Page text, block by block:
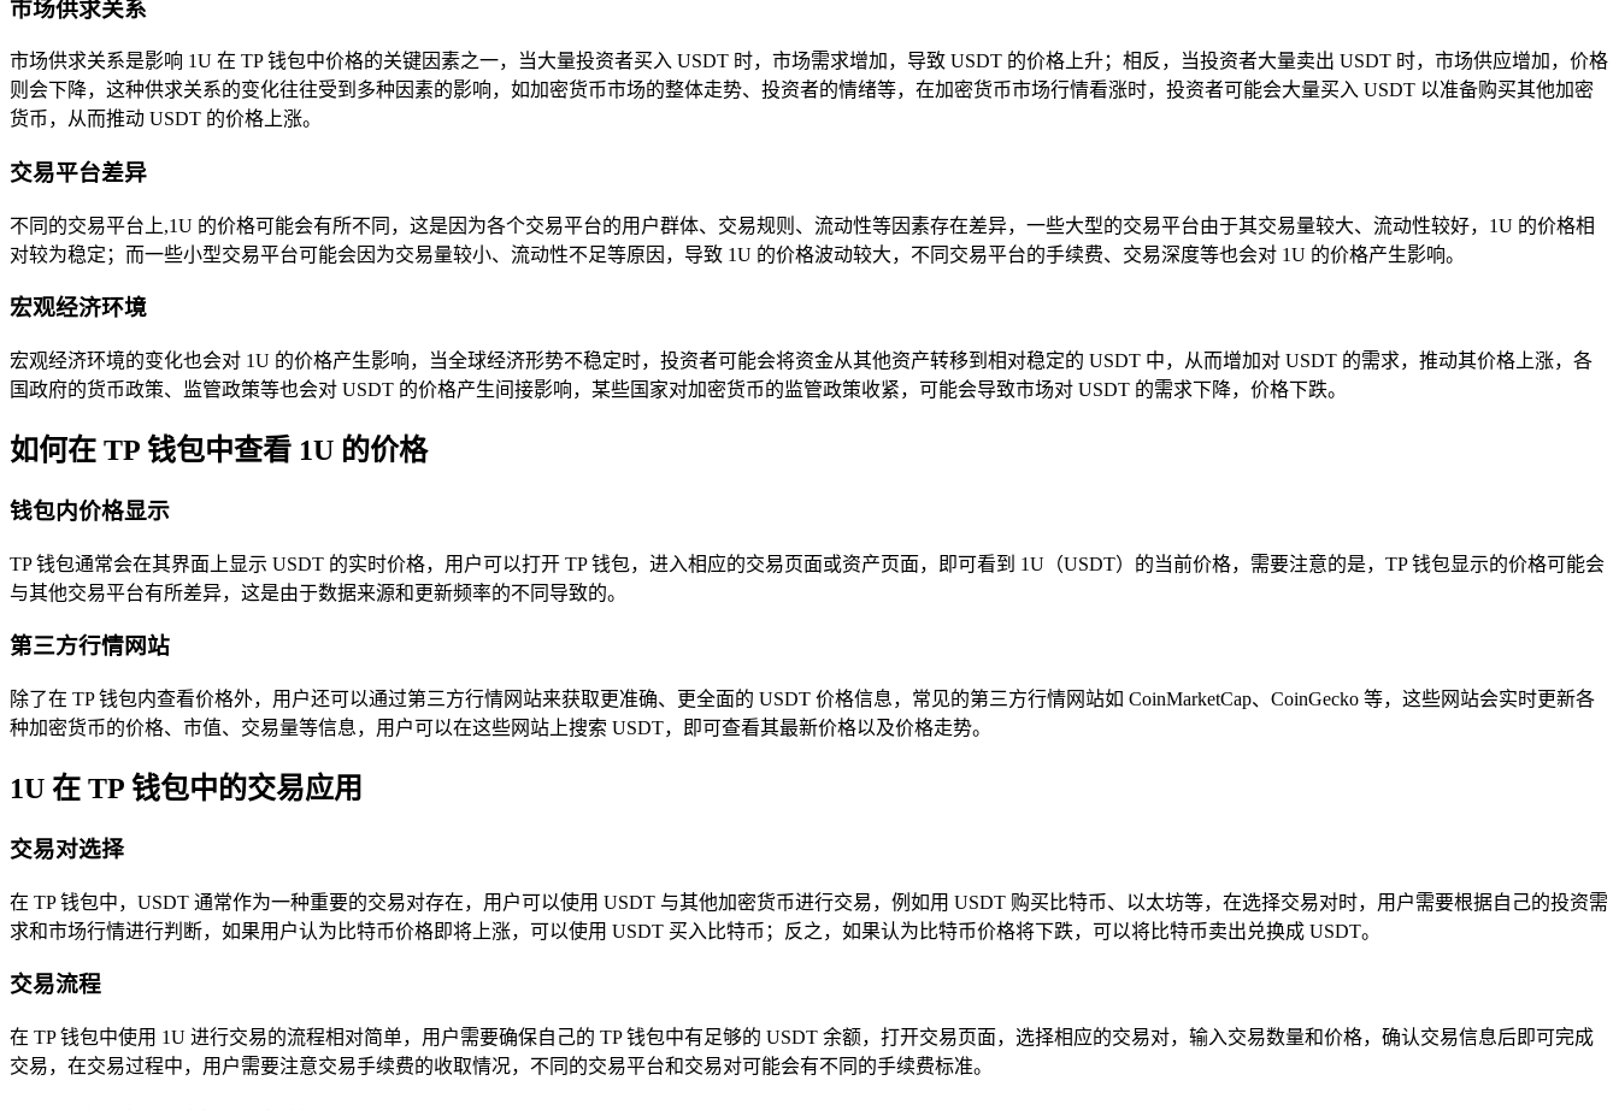
市场供求关系
市场供求关系是影响 1U 在 TP 钱包中价格的关键因素之一，当大量投资者买入 USDT 时，市场需求增加，导致 USDT 的价格上升；相反，当投资者大量卖出 USDT 时，市场供应增加，价格
则会下降，这种供求关系的变化往往受到多种因素的影响，如加密货币市场的整体走势、投资者的情绪等，在加密货币市场行情看涨时，投资者可能会大量买入 USDT 以准备购买其他加密
货币，从而推动 USDT 的价格上涨。
交易平台差异
不同的交易平台上,1U 的价格可能会有所不同，这是因为各个交易平台的用户群体、交易规则、流动性等因素存在差异，一些大型的交易平台由于其交易量较大、流动性较好，1U 的价格相
对较为稳定；而一些小型交易平台可能会因为交易量较小、流动性不足等原因，导致 1U 的价格波动较大，不同交易平台的手续费、交易深度等也会对 1U 的价格产生影响。
宏观经济环境
宏观经济环境的变化也会对 1U 的价格产生影响，当全球经济形势不稳定时，投资者可能会将资金从其他资产转移到相对稳定的 USDT 中，从而增加对 USDT 的需求，推动其价格上涨，各
国政府的货币政策、监管政策等也会对 USDT 的价格产生间接影响，某些国家对加密货币的监管政策收紧，可能会导致市场对 USDT 的需求下降，价格下跌。
如何在 TP 钱包中查看 1U 的价格
钱包内价格显示
TP 钱包通常会在其界面上显示 USDT 的实时价格，用户可以打开 TP 钱包，进入相应的交易页面或资产页面，即可看到 1U（USDT）的当前价格，需要注意的是，TP 钱包显示的价格可能会
与其他交易平台有所差异，这是由于数据来源和更新频率的不同导致的。
第三方行情网站
除了在 TP 钱包内查看价格外，用户还可以通过第三方行情网站来获取更准确、更全面的 USDT 价格信息，常见的第三方行情网站如 CoinMarketCap、CoinGecko 等，这些网站会实时更新各
种加密货币的价格、市值、交易量等信息，用户可以在这些网站上搜索 USDT，即可查看其最新价格以及价格走势。
1U 在 TP 钱包中的交易应用
交易对选择
在 TP 钱包中，USDT 通常作为一种重要的交易对存在，用户可以使用 USDT 与其他加密货币进行交易，例如用 USDT 购买比特币、以太坊等，在选择交易对时，用户需要根据自己的投资需
求和市场行情进行判断，如果用户认为比特币价格即将上涨，可以使用 USDT 买入比特币；反之，如果认为比特币价格将下跌，可以将比特币卖出兑换成 USDT。
交易流程
在 TP 钱包中使用 1U 进行交易的流程相对简单，用户需要确保自己的 TP 钱包中有足够的 USDT 余额，打开交易页面，选择相应的交易对，输入交易数量和价格，确认交易信息后即可完成
交易，在交易过程中，用户需要注意交易手续费的收取情况，不同的交易平台和交易对可能会有不同的手续费标准。